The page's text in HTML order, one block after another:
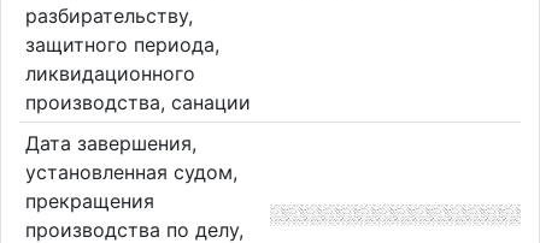
разбирательству,
защитного периода,
ликвидационного
производства, санации
Дата завершения,
установленная судом,
прекращения
производства по делу,